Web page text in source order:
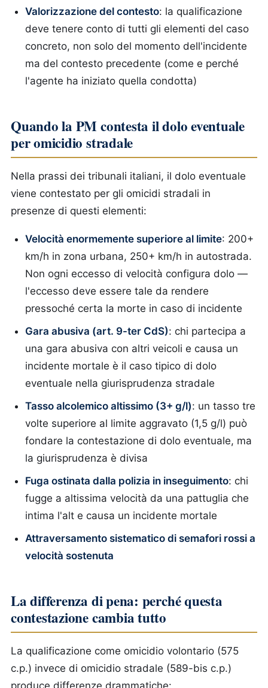
Valorizzazione del contesto: la qualificazione
deve tenere conto di tutti gli elementi del caso
concreto, non solo del momento dell'incidente
ma del contesto precedente (come e perché
l'agente ha iniziato quella condotta)
Quando la PM contesta il dolo eventuale
per omicidio stradale
Nella prassi dei tribunali italiani, il dolo eventuale
viene contestato per gli omicidi stradali in
presenze di questi elementi:
Velocità enormemente superiore al limite: 200+
km/h in zona urbana, 250+ km/h in autostrada.
Non ogni eccesso di velocità configura dolo —
l'eccesso deve essere tale da rendere
pressoché certa la morte in caso di incidente
Gara abusiva (art. 9-ter CdS): chi partecipa a
una gara abusiva con altri veicoli e causa un
incidente mortale è il caso tipico di dolo
eventuale nella giurisprudenza stradale
Tasso alcolemico altissimo (3+ g/l): un tasso tre
volte superiore al limite aggravato (1,5 g/l) può
fondare la contestazione di dolo eventuale, ma
la giurisprudenza è divisa
Fuga ostinata dalla polizia in inseguimento: chi
fugge a altissima velocità da una pattuglia che
intima l'alt e causa un incidente mortale
Attraversamento sistematico di semafori rossi a
velocità sostenuta
La differenza di pena: perché questa
contestazione cambia tutto
La qualificazione come omicidio volontario (575
c.p.) invece di omicidio stradale (589-bis c.p.)
produce differenze drammatiche: